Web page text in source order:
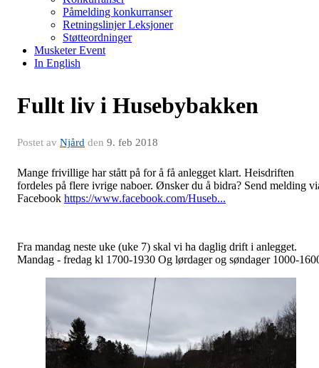
Påmelding konkurranser
Retningslinjer Leksjoner
Støtteordninger
Musketer Event
In English
Fullt liv i Husebybakken
Postet av Njård den 9. feb 2018
Mange frivillige har stått på for å få anlegget klart. Heisdriften
fordeles på flere ivrige naboer. Ønsker du å bidra? Send melding
Facebook https://www.facebook.com/Huseb...
Fra mandag neste uke (uke 7) skal vi ha daglig drift i anlegget.
Mandag - fredag kl 1700-1930 Og lørdager og søndager 1000-